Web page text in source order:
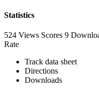
Statistics
524 Views Scores 9
Rate
Track data sheet
Directions
Downloads